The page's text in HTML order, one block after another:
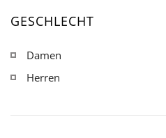
GESCHLECHT
Damen
Herren